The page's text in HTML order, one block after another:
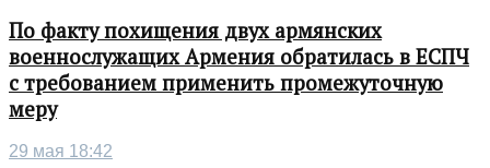
По факту похищения двух армянских
военнослужащих Армения обратилась в ЕСПЧ
с требованием применить промежуточную
меру
29 мая 18:42